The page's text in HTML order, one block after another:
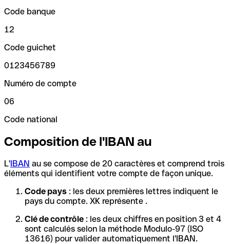
Code banque
12
Code guichet
0123456789
Numéro de compte
06
Code national
Composition de l'IBAN au
L'IBAN au se compose de 20 caractères et comprend trois
éléments qui identifient votre compte de façon unique.
Code pays : les deux premières lettres indiquent le
pays du compte. XK représente .
Clé de contrôle : les deux chiffres en position 3 et 4
sont calculés selon la méthode Modulo-97 (ISO
13616) pour valider automatiquement l'IBAN.